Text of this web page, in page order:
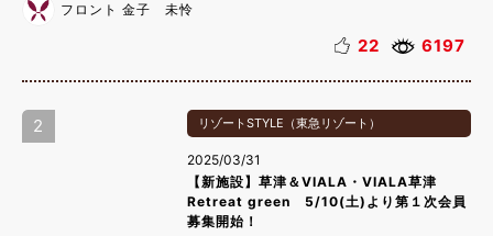
フロント 金子 未怜
22 6197
2 リゾートSTYLE（東急リゾート）
2025/03/31
【新施設】草津＆VIALA・VIALA草津
Retreat green 5/10(土)より第１次会員
募集開始！